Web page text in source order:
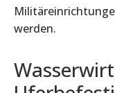
werden.